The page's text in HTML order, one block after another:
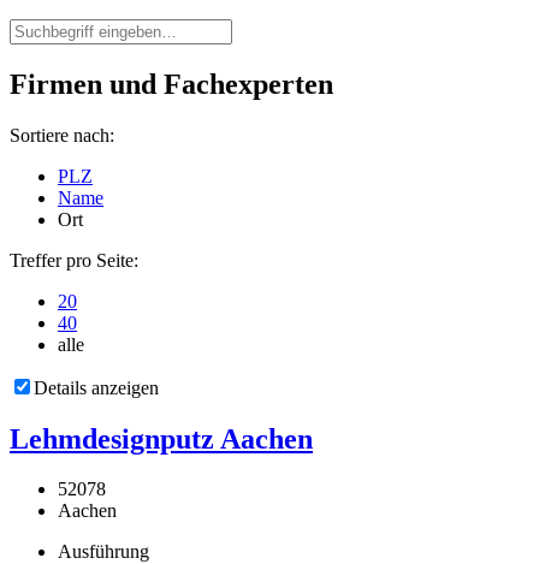
Firmen und Fachexperten
Sortiere nach:
PLZ
Name
Ort
Treffer pro Seite:
20
40
alle
Details anzeigen
Lehmdesignputz Aachen
52078
Aachen
Ausführung